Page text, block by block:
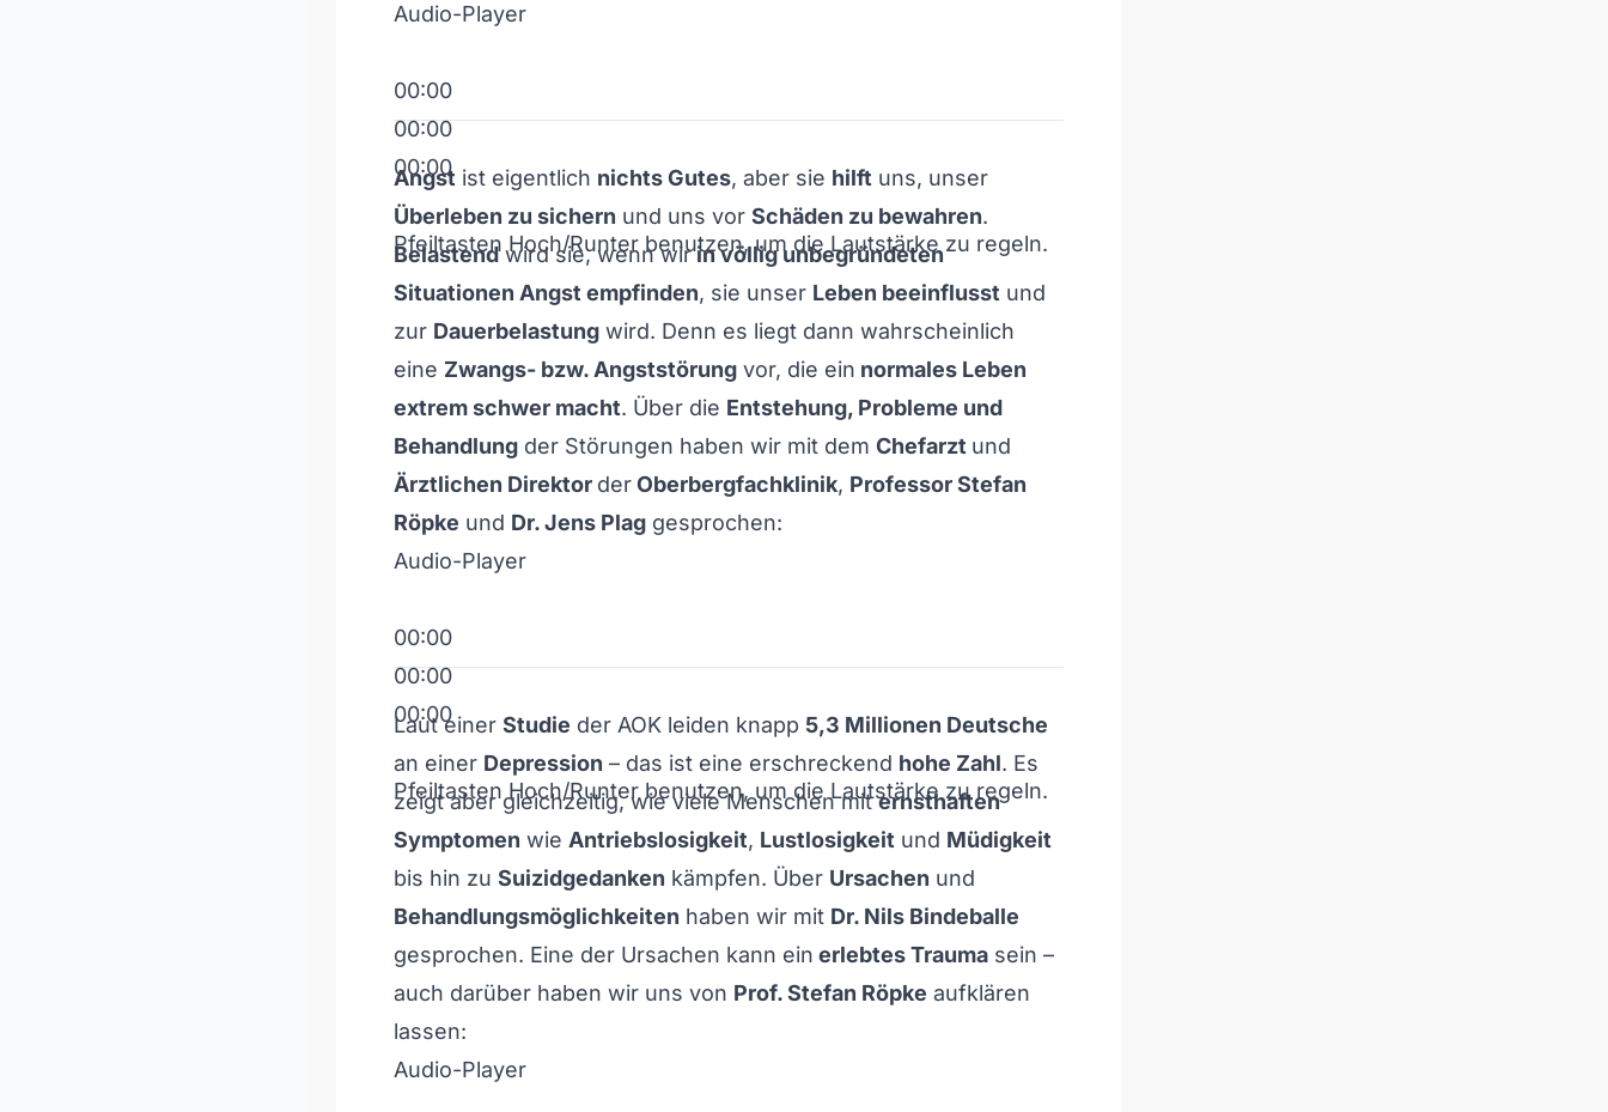
Audio-Player
00:00
00:00
00:00
Pfeiltasten Hoch/Runter benutzen, um die Lautstärke zu regeln.
Angst ist eigentlich nichts Gutes, aber sie hilft uns, unser
Überleben zu sichern und uns vor Schäden zu bewahren.
Belastendwird sie, wenn wirin völlig unbegründeten
Situationen Angst empfinden, sie unser Leben beeinflusst und
zur Dauerbelastung wird. Denn es liegt dann wahrscheinlich
eine Zwangs- bzw. Angststörung vor, die ein normales Leben
extrem schwer macht. Über die Entstehung, Probleme und
Behandlung der Störungen haben wir mit dem Chefarzt und
Ärztlichen Direktor derOberbergfachklinik, Professor Stefan
Röpke und Dr. Jens Plag gesprochen:
Audio-Player
00:00
00:00
00:00
Pfeiltasten Hoch/Runter benutzen, um die Lautstärke zu regeln.
Laut einer Studie der AOK leiden knapp 5,3 Millionen Deutsche
an einer Depression – das ist eine erschreckend hohe Zahl. Es
zeigt aber gleichzeitig, wie viele Menschen miternsthaften
Symptomen wie Antriebslosigkeit, Lustlosigkeit und Müdigkeit
bis hin zu Suizidgedanken kämpfen. Über Ursachen und
Behandlungsmöglichkeiten haben wir mit Dr. Nils Bindeballe
gesprochen. Eine der Ursachen kann ein erlebtes Trauma sein –
auch darüber haben wir uns von Prof. Stefan Röpke aufklären
lassen:
Audio-Player